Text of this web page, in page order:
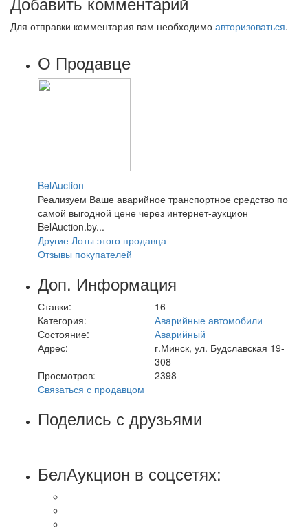
Для отправки комментария вам необходимо авторизоваться.
О Продавце
BelAuction
Реализуем Ваше аварийное транспортное средство по
самой выгодной цене через интернет-аукцион
BelAuction.by...
Другие Лоты этого продавца
Отзывы покупателей
Доп. Информация
Ставки:
16
Категория:
Аварийные автомобили
Состояние:
Аварийный
Адрес:
г.Минск, ул. Будславская 19-
308
Просмотров:
2398
Связаться с продавцом
Поделись с друзьями
БелАукцион в соцсетях: